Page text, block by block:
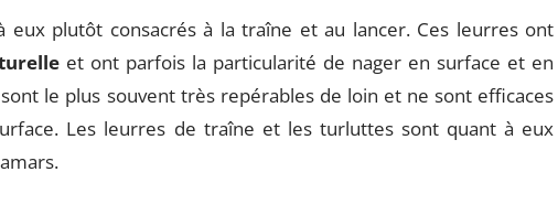
eux plutôt consacrés à la traîne et au lancer. Ces leurres ont
et ont parfois la particularité de nager en surface et en
le plus souvent très repérables de loin et ne sont efficaces
Les leurres de traîne et les turluttes sont quant à eux